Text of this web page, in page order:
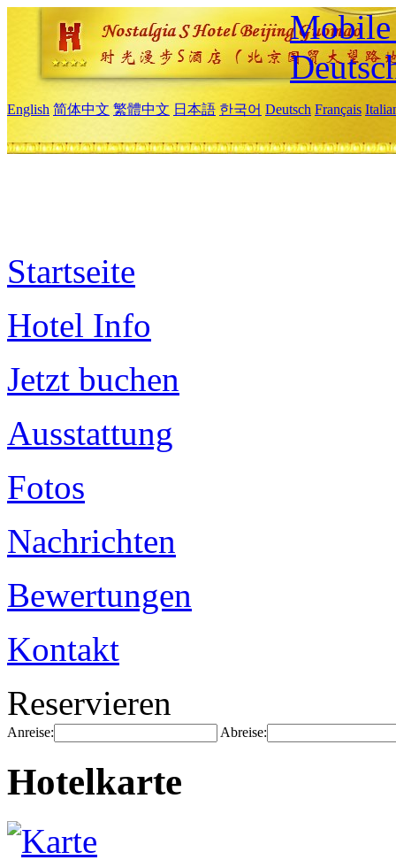
Mobile
English 简体中文 繁體中文 日本語 한국어 Deutsch Français
Startseite
Hotel Info
Jetzt buchen
Ausstattung
Fotos
Nachrichten
Bewertungen
Kontakt
Reservieren
Anreise: Abreise:
Hotelkarte